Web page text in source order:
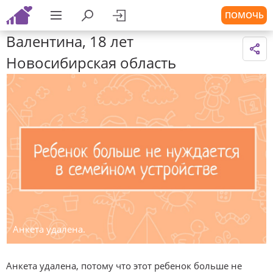
ПОМОЧЬ
Валентина, 18 лет
Новосибирская область
Анкета удалена.
Анкета удалена, потому что этот ребенок больше не